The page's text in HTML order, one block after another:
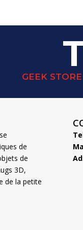
GEEK
de
de
3D,
de la petite